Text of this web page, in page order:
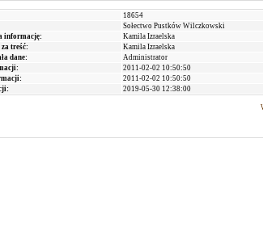
18654
Sołectwo Pustków Wilczkowski
informację:
Kamila Izraelska
treść:
Kamila Izraelska
dane:
Administrator
2011-02-02 10:50:50
2011-02-02 10:50:50
2019-05-30 12:38:00